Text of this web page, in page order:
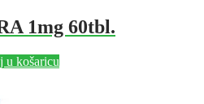
1mg 60tbl.
u košaricu